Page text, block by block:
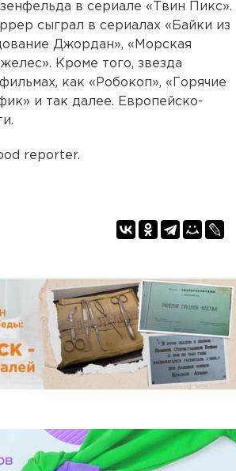
в сериале «Твин Пикс».
сыграл в сериалах «Байки из
Джордан», «Морская
Кроме того, звезда
как «Робокоп», «Горячие
и так далее. Европейско-
reporter.